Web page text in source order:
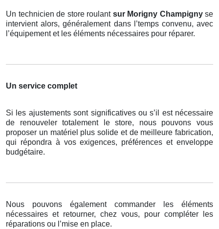
Un technicien de store roulant sur Morigny Champigny se
intervient alors, généralement dans l’temps convenu, avec
l’équipement et les éléments nécessaires pour réparer.
Un service complet
Si les ajustements sont significatives ou s’il est nécessaire
de renouveler totalement le store, nous pouvons vous
proposer un matériel plus solide et de meilleure fabrication,
qui répondra à vos exigences, préférences et enveloppe
budgétaire.
Nous pouvons également commander les éléments
nécessaires et retourner, chez vous, pour compléter les
réparations ou l’mise en place.